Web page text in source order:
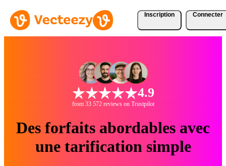
Inscription Connecter
4.9
from 33 572 reviews on Trustpilot
Des forfaits abordables avec
une tarification simple